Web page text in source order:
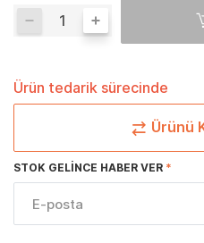
Ürün tedarik sürecinde
Ürünü
STOK GELINCE HABER VER